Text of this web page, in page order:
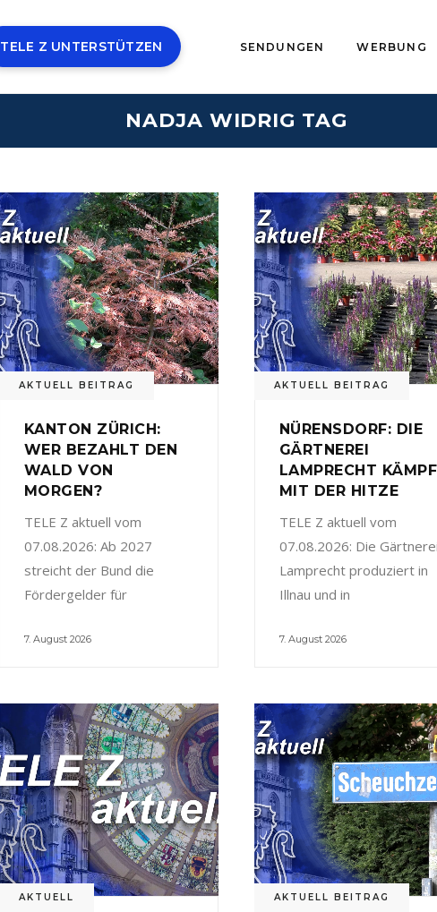
TELE Z UNTERSTÜTZEN SENDUNGEN WERBUNG
NADJA WIDRIG TAG
AKTUELL BEITRAG
KANTON ZÜRICH:
WER BEZAHLT DEN
WALD VON
MORGEN?
TELE Z aktuell vom
07.08.2026: Ab 2027
streicht der Bund die
Fördergelder für
7. August 2026
AKTUELL BEITRAG
NÜRENSDORF: DIE
GÄRTNEREI
LAMPRECHT
MIT DER HITZE
TELE Z aktuell vom
07.08.2026: Die
Lamprecht produziert in
Illnau und in
7. August 2026
AKTUELL AKTUELL BEITRAG